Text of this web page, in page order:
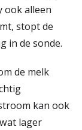
ook alleen
stopt de
in de sonde.
de melk
kan ook
lager